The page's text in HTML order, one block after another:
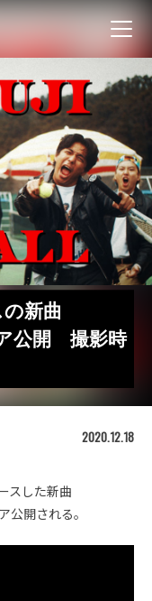
新曲
公開 撮影時
2020.12.18
スした新曲
公開される。